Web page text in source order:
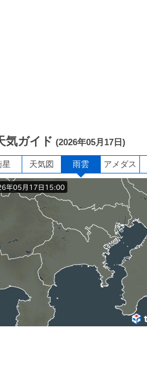
気ガイド (2026年05月17日)
星 天気図 雨雲 アメダス